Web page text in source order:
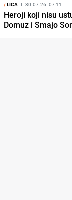
/LICA I 30.07.26. 07:11
Heroji koji nisu
Domuz i Smajo